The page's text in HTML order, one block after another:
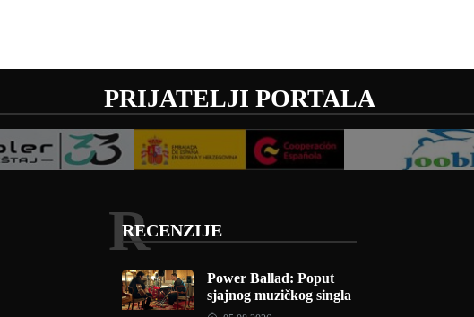
PRIJATELJI PORTALA
RECENZIJE
R
Power Ballad: Poput
sjajnog muzičkog singla